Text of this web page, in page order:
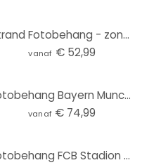
Strand Fotobehang - zonsondergang over strand en zee - Sisi & Seb
vanaf € 52,99
Fotobehang Bayern Munchen Stadion
vanaf € 74,99
Fotobehang FCB Stadion Mia san mia